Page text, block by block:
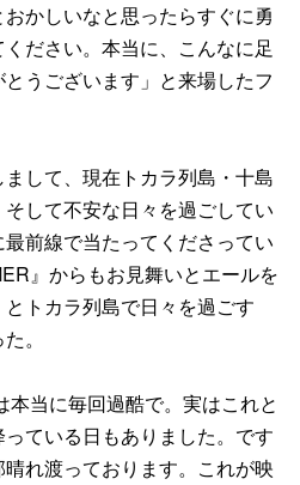
かしいなと思ったらすぐに勇
ださい。本当に、こんなに足
うございます」と来場したフ
して、現在トカラ列島・十島
して不安な日々を過ごしてい
前線で当たってくださってい
』からもお見舞いとエールを
トカラ列島で日々を過ごす
。
当に毎回過酷で。実はこれと
ている日もありました。です
れ渡っております。これが映